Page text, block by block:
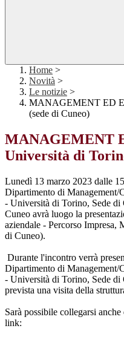
Home >
Novità >
Le notizie >
MANAGEMENT ED
(sede di Cuneo)
MANAGEMENT
Università di
Lunedì 13 marzo 2023 dalle
Dipartimento di Management/
- Università di Torino, Sede
Cuneo avrà luogo la
aziendale - Percorso Impresa,
di Cuneo).
Durante l'incontro verrà
Dipartimento di Management/
- Università di Torino, Sede di
prevista una visita della
Sarà possibile collegarsi
link: